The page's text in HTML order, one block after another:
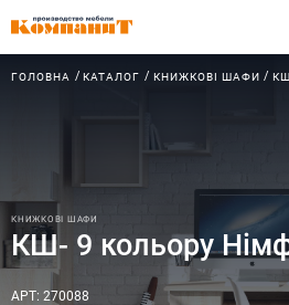
ГОЛОВНА КАТАЛОГ КНИЖКОВІ ШАФИ
КНИЖКОВІ ШАФИ
КШ- 9 кольору
АРТ: 270088